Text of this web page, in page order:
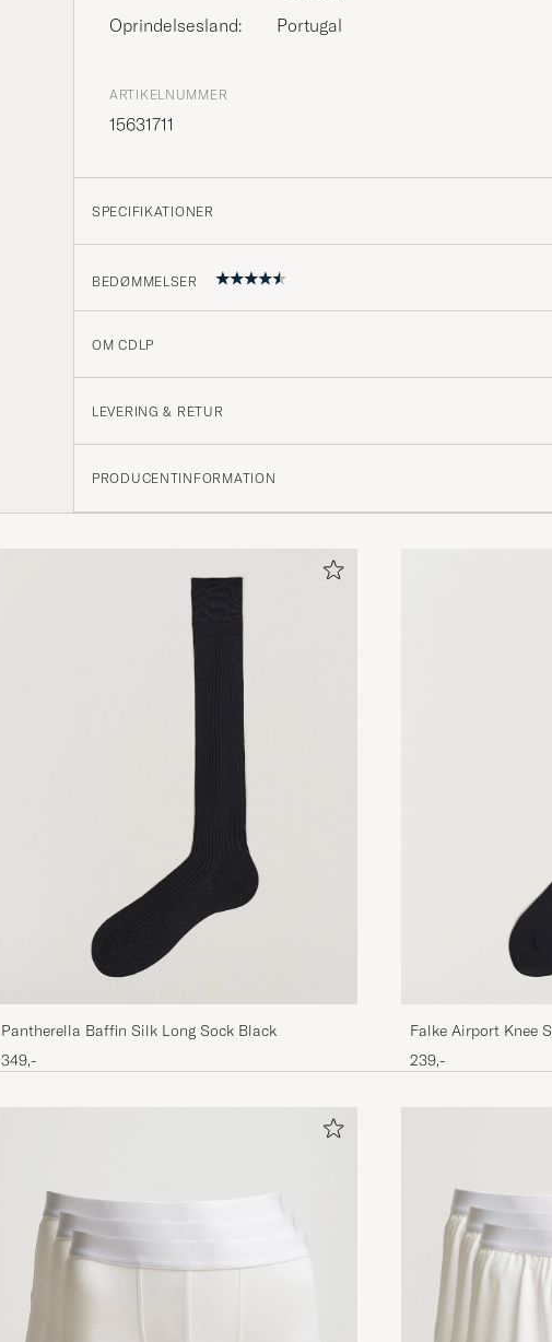
Oprindelsesland:
Portugal
ARTIKELNUMMER
15631711
SPECIFIKATIONER
BEDØMMELSER
Dejlige at have på men der går hul på samtlige
KØBTE PÅ CAREOFCARL.DK
Utmärkta strumpo
GUNNAR D KØBTE PÅ CAREOFCARL.SE
OM CDLP
LEVERING & RETUR
PRODUCENTINFORMATION
Pantherella Baffin Silk Long Sock Black
349,-
Falke Airport Knee
239,-